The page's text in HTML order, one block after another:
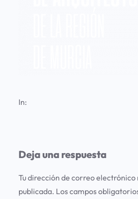
In:
Deja una respuesta
Tu dirección de correo electrónico
publicada. Los campos